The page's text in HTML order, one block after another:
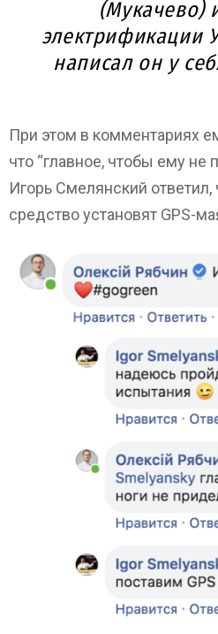
(Мукачево)
электрификации
написал он у
При этом в комментариях
что “главное, чтобы ему не
Игорь Смелянский ответил,
средство установят GPS-